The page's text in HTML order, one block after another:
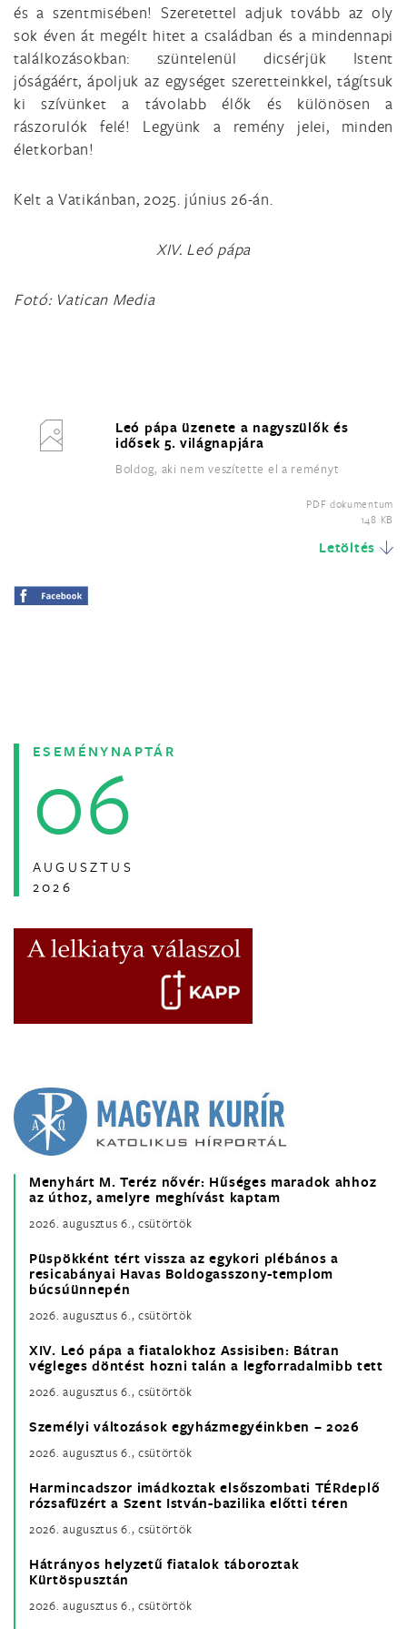
és a szentmisében! Szeretettel adjuk tovább az oly
sok éven át megélt hitet a családban és a mindennapi
találkozásokban: szüntelenül dicsérjük Istent
jóságáért, ápoljuk az egységet szeretteinkkel, tágítsuk
ki szívünket a távolabb élők és különösen a
rászorulók felé! Legyünk a remény jelei, minden
életkorban!
Kelt a Vatikánban, 2025. június 26-án.
XIV. Leó pápa
Fotó: Vatican Media
Leó pápa üzenete a nagyszülők és
idősek 5. világnapjára
Boldog, aki nem veszítette el a reményt
PDF dokumentum
148 KB
Letöltés
ESEMÉNYNAPTÁR
06
AUGUSZTUS
2026
Menyhárt M. Teréz nővér: Hűséges maradok ahhoz
az úthoz, amelyre meghívást kaptam
2026. augusztus 6., csütörtök
Püspökként tért vissza az egykori plébános a
resicabányai Havas Boldogasszony-templom
búcsúünnepén
2026. augusztus 6., csütörtök
XIV. Leó pápa a fiatalokhoz Assisiben: Bátran
végleges döntést hozni talán a legforradalmibb tett
2026. augusztus 6., csütörtök
Személyi változások egyházmegyéinkben – 2026
2026. augusztus 6., csütörtök
Harmincadszor imádkoztak elsőszombati TÉRdeplő
rózsafüzért a Szent István-bazilika előtti téren
2026. augusztus 6., csütörtök
Hátrányos helyzetű fiatalok táboroztak
Kürtöspusztán
2026. augusztus 6., csütörtök